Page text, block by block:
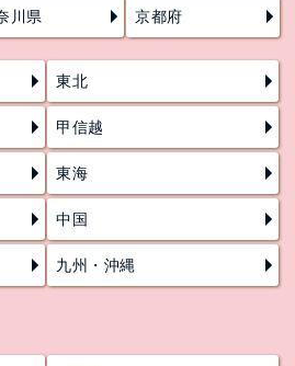
川県 京都府
東北
甲信越
東海
中国
九州・沖縄